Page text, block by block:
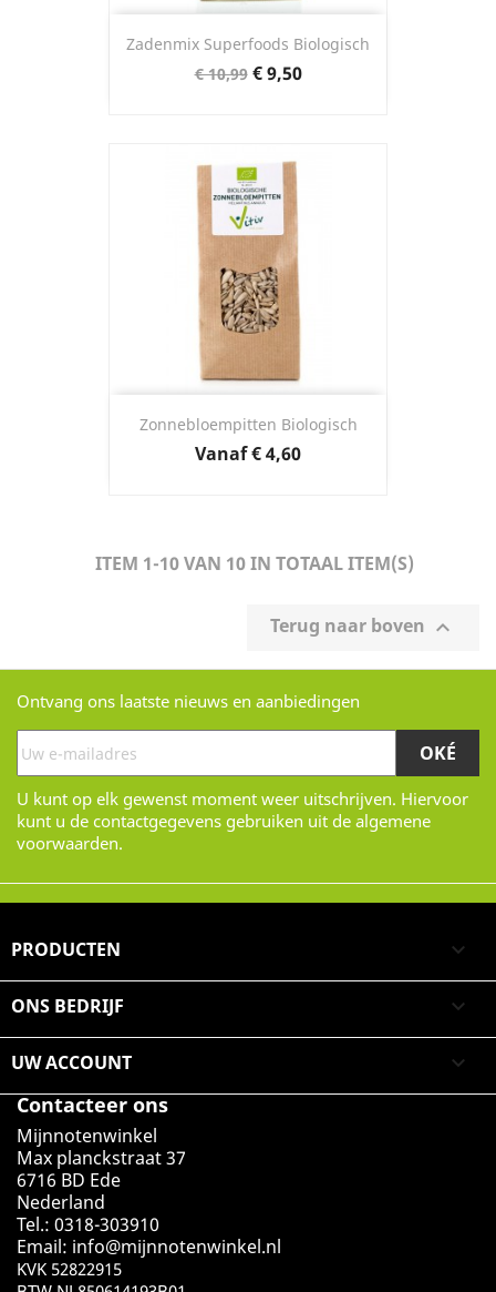
Zadenmix Superfoods Biologisch
Normale
€ 10,99 Prijs
€ 9,50
Zonnebloempitten Biologisch
VanafPrijs
€ 4,60
ITEM 1-10 VAN 10 IN TOTAAL ITEM(S)
Terug naar boven 
Ontvang ons laatste nieuws en aanbiedingen
U kunt op elk gewenst moment weer uitschrijven. Hiervoor
kunt u de contactgegevens gebruiken uit de algemene
voorwaarden.
PRODUCTEN 
ONS BEDRIJF 
UW ACCOUNT

Contacteer ons
Mijnnotenwinkel
Max planckstraat 37
6716 BD Ede
Nederland
Tel.: 0318-303910
Email: info@mijnnotenwinkel.nl
KVK 52822915